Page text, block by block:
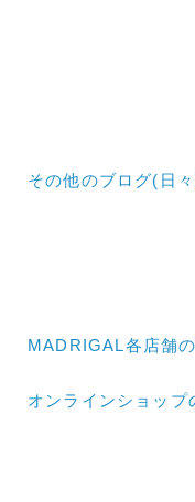
その他のブログ(日
MADRIGAL各店舗
オンラインショップ